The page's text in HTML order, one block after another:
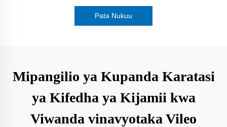
Pata Nukuu
Mipangilio ya Kupanda Karatasi
ya Kifedha ya Kijamii kwa
Viwanda vinavyotaka Vileo